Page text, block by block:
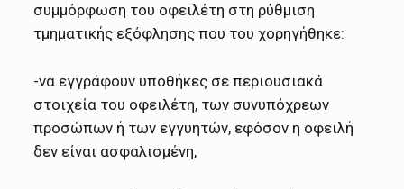
συμμόρφωση του οφειλέτη στη ρύθμιση
τμηματικής εξόφλησης που του χορηγήθηκε:
-να εγγράφουν υποθήκες σε περιουσιακά
στοιχεία του οφειλέτη, των συνυπόχρεων
προσώπων ή των εγγυητών, εφόσον η οφειλή
δεν είναι ασφαλισμένη,